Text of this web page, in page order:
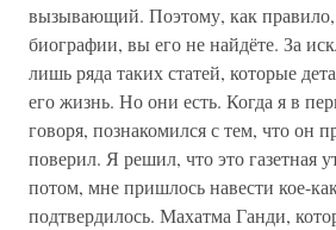
вызывающий. Поэтому, как
биографии, вы его не найдёте. За
лишь ряда таких статей, которые
его жизнь. Но они есть. Когда я в
говоря, познакомился с тем, что он
поверил. Я решил, что это газетная
потом, мне пришлось навести кое-
подтвердилось. Махатма Ганди,